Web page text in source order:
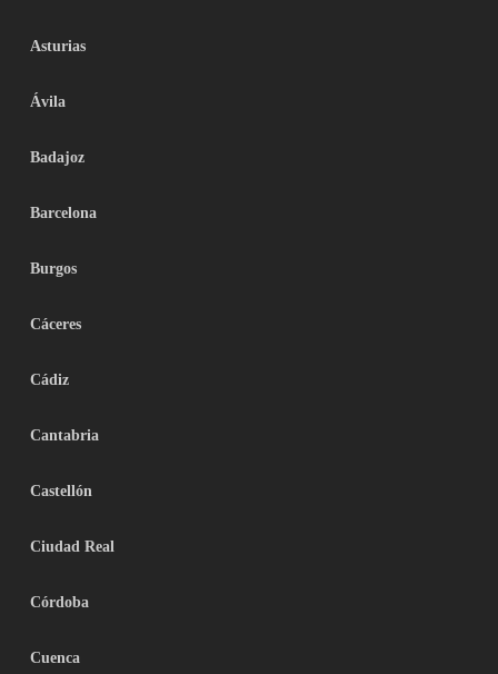
Asturias
Ávila
Badajoz
Barcelona
Burgos
Cáceres
Cádiz
Cantabria
Castellón
Ciudad Real
Córdoba
Cuenca